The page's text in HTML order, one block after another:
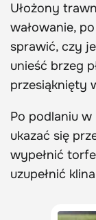
Ułożony
wałowanie,
sprawić, czy
unieść brzeg
przesiąknięty
Po podlaniu
ukazać się
wypełnić
uzupełnić